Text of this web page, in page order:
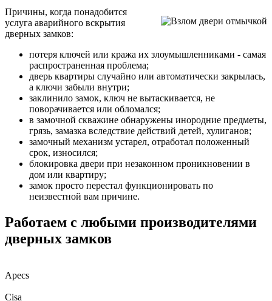
Причины, когда понадобится
услуга аварийного вскрытия
дверных замков:
потеря ключей или кража их злоумышленниками - самая
распространенная проблема;
дверь квартиры случайно или автоматически закрылась,
а ключи забыли внутри;
заклинило замок, ключ не вытаскивается, не
поворачивается или обломался;
в замочной скважине обнаружены инородние предметы,
грязь, замазка вследствие действий детей, хулиганов;
замочный механизм устарел, отработал положенный
срок, износился;
блокировка двери при незаконном проникновении в
дом или квартиру;
замок просто перестал функционировать по
неизвестной вам причине.
Работаем с любыми производителями
дверных замков
Apecs
Cisa